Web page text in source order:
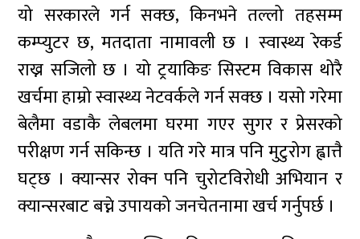
यो सरकारले गर्न सक्छ, किनभने तल्लो तहसम्म
कम्प्युटर छ, मतदाता नामावली छ । स्वास्थ्य रेकर्ड
राख्न सजिलो छ । यो ट्रयाकिङ सिस्टम विकास थोरै
खर्चमा हाम्रो स्वास्थ्य नेटवर्कले गर्न सक्छ । यसो गरेमा
बेलैमा वडाकै लेबलमा घरमा गएर सुगर र प्रेसरको
परीक्षण गर्न सकिन्छ । यति गरे मात्र पनि मुटुरोग ह्वात्तै
घट्छ । क्यान्सर रोक्न पनि चुरोटविरोधी अभियान र
क्यान्सरबाट बच्ने उपायको जनचेतनामा खर्च गर्नुपर्छ ।